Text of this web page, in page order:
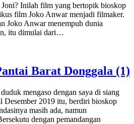
Inilah film yang bertopik bioskop
film Joko Anwar menjadi filmaker.
Joko Anwar menempuh dunia
itu dimulai dari…
Barat Donggala (1)
mengaso dengan saya di siang
Desember 2019 itu, berdiri bioskop
masih ada, namun
dengan pemandangan